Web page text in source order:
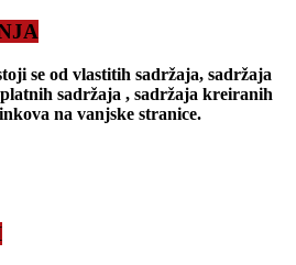
se od vlastitih sadržaja, sadržaja
sadržaja , sadržaja kreiranih
na vanjske stranice.